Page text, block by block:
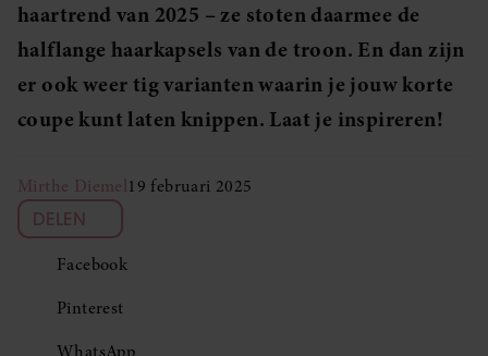
haartrend van 2025 – ze stoten daarmee de
halflange haarkapsels van de troon. En dan zijn
er ook weer tig varianten waarin je jouw korte
coupe kunt laten knippen. Laat je inspireren!
Mirthe Diemel19 februari 2025
DELEN
Facebook
Pinterest